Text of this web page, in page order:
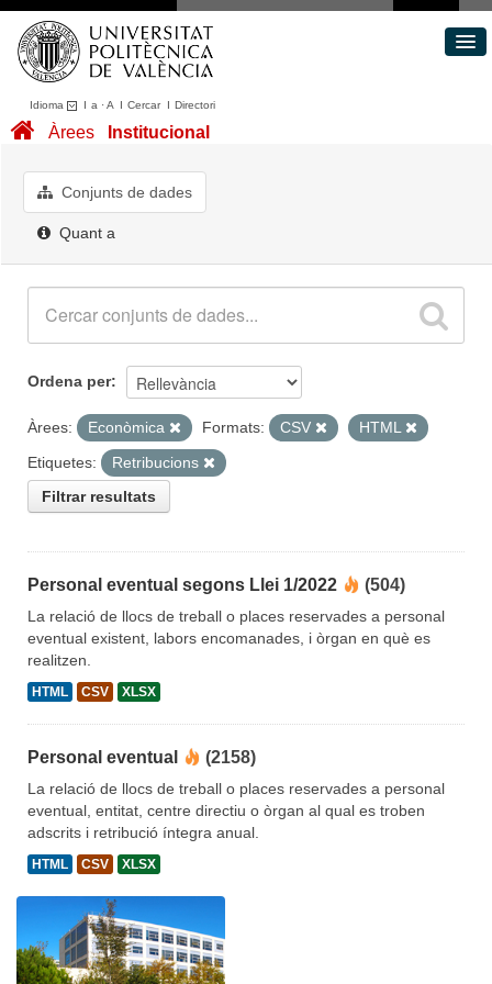
Idioma I a ·A I CercarI Directori
Conjunts de dades
Quant a
Àrees Institucional
Conjunts de dades
Quant a
Ordena per
Àrees: Econòmica Formats: CSV
HTML
Etiquetes:
Retribucions
Filtrar resultats
Personal eventual segons Llei 1/2022 (504)
La relació de llocs de treball o places reservades a personal
eventual existent, labors encomanades, i òrgan en què es
realitzen.
HTML CSV XLSX
Personal eventual (2158)
La relació de llocs de treball o places reservades a personal
eventual, entitat, centre directiu o òrgan al qual es troben
adscrits i retribució íntegra anual.
HTML CSV XLSX